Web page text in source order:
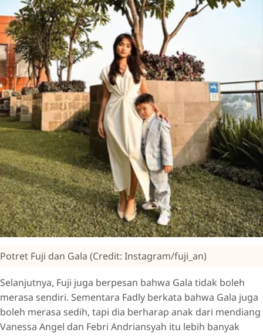
Potret Fuji dan Gala (Credit: Instagram/fuji_an)
Selanjutnya, Fuji juga berpesan bahwa Gala tidak boleh
merasa sendiri. Sementara Fadly berkata bahwa Gala juga
boleh merasa sedih, tapi dia berharap anak dari mendiang
Vanessa Angel dan Febri Andriansyah itu lebih banyak